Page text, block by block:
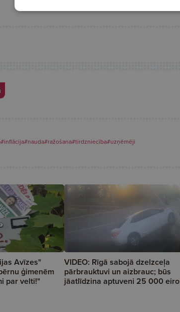
#inflācija#nauda#ražošana#tirdzniecība#uzņēmēji
Avīzes"
ģimenēm
par velti!"
VIDEO: Rīgā sabojā dzelzceļa
pārbrauktuvi un aizbrauc; būs
jāatlīdzina aptuveni 25 000 eiro